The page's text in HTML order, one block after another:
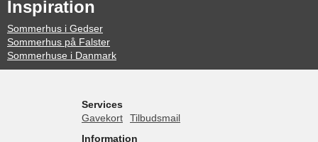
Inspiration
Sommerhus i Gedser
Sommerhus på Falster
Sommerhuse i Danmark
Services
Gavekort
Tilbudsmail
Information